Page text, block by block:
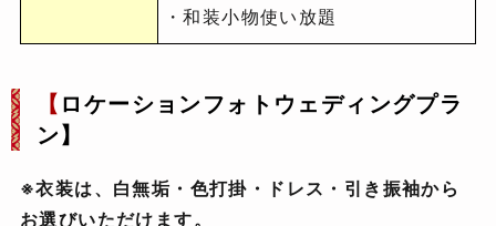
・和装小物使い放題
【 ロケーションフォトウェディングプラ
ン】
※衣装は、白無垢・色打掛・ドレス・引き振袖から
お選びいただけます。